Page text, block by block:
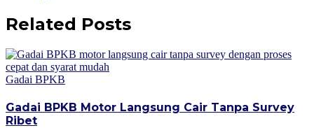
Related Posts
Gadai BPKB
Gadai BPKB Motor Langsung Cair Tanpa Survey
Ribet